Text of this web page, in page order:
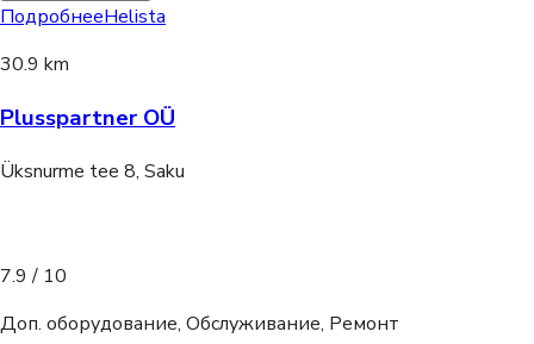
ПодробнееHelista
30.9 km
Plusspartner OÜ
Üksnurme tee 8, Saku
7.9 / 10
Доп. оборудование, Обслуживание, Ремонт